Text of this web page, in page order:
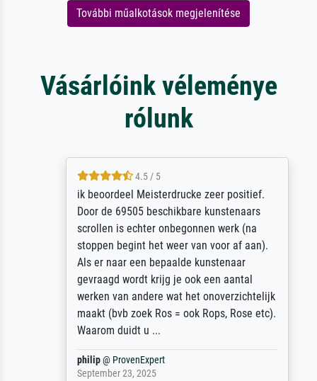
További műalkotások megjelenítése
Vásárlóink véleménye
rólunk
4.5 / 5
ik beoordeel Meisterdrucke zeer positief.
Door de 69505 beschikbare kunstenaars
scrollen is echter onbegonnen werk (na
stoppen begint het weer van voor af aan).
Als er naar een bepaalde kunstenaar
gevraagd wordt krijg je ook een aantal
werken van andere wat het onoverzichtelijk
maakt (bvb zoek Ros = ook Rops, Rose etc).
Waarom duidt u ...
philip@ProvenExpert
September 23, 2025